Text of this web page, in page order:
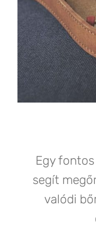
Egy
segít
valódi